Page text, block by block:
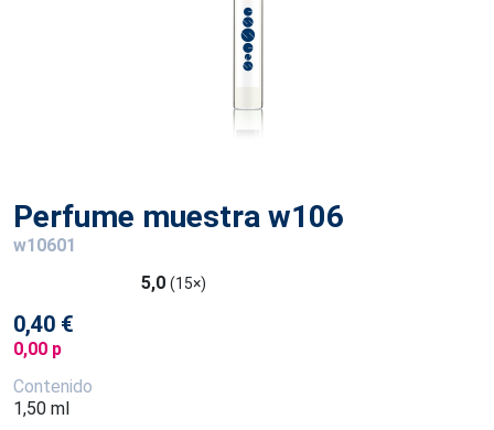
Perfume muestra w106
w10601
5,0 (15×)
0,40 €
0,00 p
Contenido
1,50 ml